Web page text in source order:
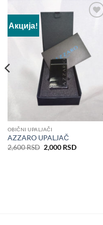
Акција!
OBIČNI UPALJAČI
AZZARO UPALJAČ
2,600RSD Оригинална
цена
2,000 RSDТренутна